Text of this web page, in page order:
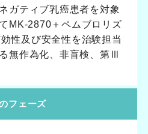
ガティブ乳癌患者を対象
MK-2870＋ペムブロリズ
性及び安全性を治験担当
無作為化、非盲検、第Ⅲ
フェーズ